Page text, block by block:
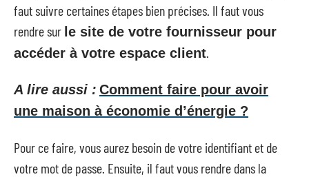
faut suivre certaines étapes bien précises. Il faut vous
rendre sur le site de votre fournisseur pour
accéder à votre espace client
A lire aussi : Comment faire pour avoir
une maison à économie d’énergie ?
Pour ce faire, vous aurez besoin de votre identifiant et de
votre mot de passe. Ensuite, il faut vous rendre dans la